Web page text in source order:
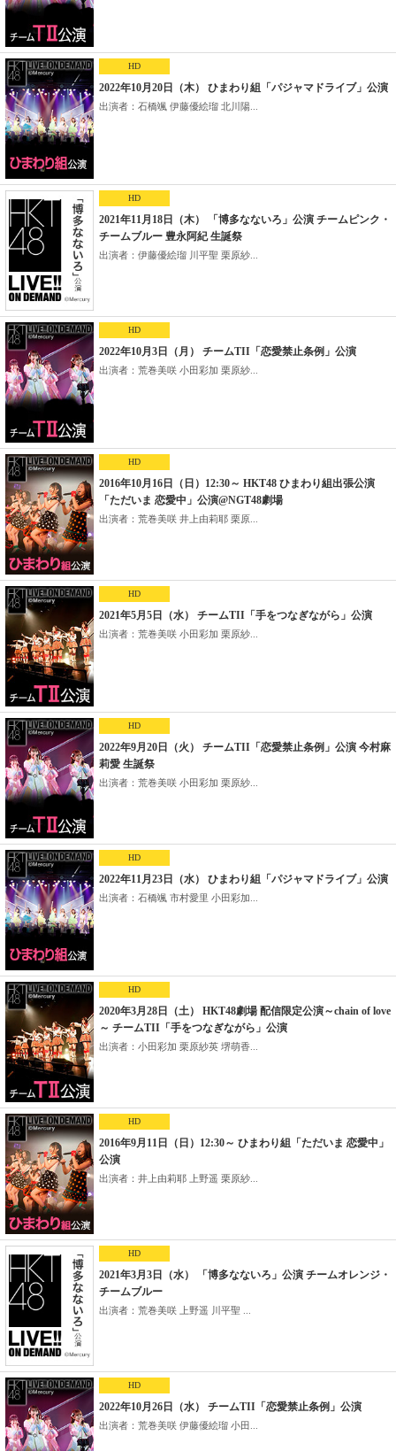
HD
2022年10月20日（木） ひまわり組「パジャマドライブ」公演
出演者：石橋颯 伊藤優絵瑠 北川陽...
HD
2021年11月18日（木） 「博多なないろ」公演 チームピンク・
チームブルー 豊永阿紀 生誕祭
出演者：伊藤優絵瑠 川平聖 栗原紗...
HD
2022年10月3日（月） チームTII「恋愛禁止条例」公演
出演者：荒巻美咲 小田彩加 栗原紗...
HD
2016年10月16日（日）12:30～ HKT48 ひまわり組出張公演
「ただいま 恋愛中」公演@NGT48劇場
出演者：荒巻美咲 井上由莉耶 栗原...
HD
2021年5月5日（水） チームTII「手をつなぎながら」公演
出演者：荒巻美咲 小田彩加 栗原紗...
HD
2022年9月20日（火） チームTII「恋愛禁止条例」公演 今村麻
莉愛 生誕祭
出演者：荒巻美咲 小田彩加 栗原紗...
HD
2022年11月23日（水） ひまわり組「パジャマドライブ」公演
出演者：石橋颯 市村愛里 小田彩加...
HD
2020年3月28日（土） HKT48劇場 配信限定公演～chain of love
～ チームTII「手をつなぎながら」公演
出演者：小田彩加 栗原紗英 堺萌香...
HD
2016年9月11日（日）12:30～ ひまわり組「ただいま 恋愛中」
公演
出演者：井上由莉耶 上野遥 栗原紗...
HD
2021年3月3日（水） 「博多なないろ」公演 チームオレンジ・
チームブルー
出演者：荒巻美咲 上野遥 川平聖 ...
HD
2022年10月26日（水） チームTII「恋愛禁止条例」公演
出演者：荒巻美咲 伊藤優絵瑠 小田...